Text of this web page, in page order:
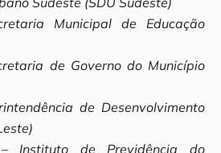
Municipal de Educação
de Governo do Município
de Desenvolvimento
Instituto de Previdência do